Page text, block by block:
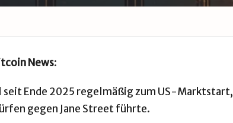
News:
Ende 2025 regelmäßig zum US-Marktstart,
gegen Jane Street führte.